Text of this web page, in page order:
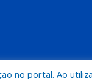
no portal. Ao